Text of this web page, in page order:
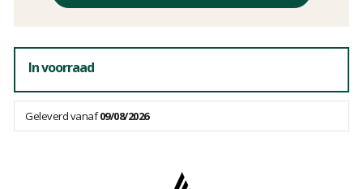
In voorraad
Geleverd vanaf09/08/2026